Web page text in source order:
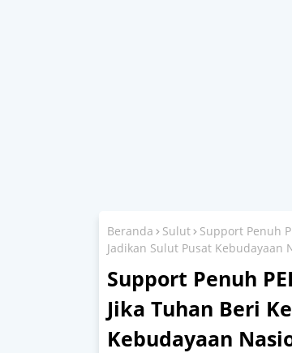
Beranda Sulut
Support Penuh
Jadikan Sulut Pusat Kebudayaan
Support Penuh
Jika Tuhan Beri
Kebudayaan